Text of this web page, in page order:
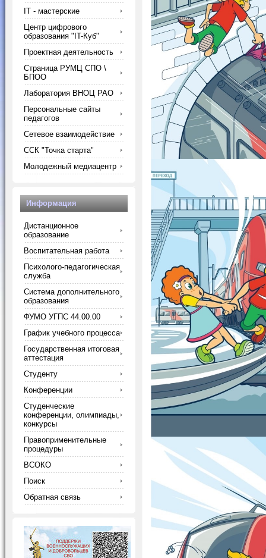
IT - мастерские
Центр цифрового
образования "IT-Куб"
Проектная деятельность
Страница РУМЦ СПО \
БПОО
Лаборатория ВНОЦ РАО
Персональные сайты
педагогов
Сетевое взаимодействие
ССК "Точка старта"
Молодежный медиацентр
Информация
Дистанционное
образование
Воспитательная работа
Психолого-педагогическая
служба
Система дополнительного
образования
ФУМО УГПС 44.00.00
График учебного процесса
Государственная итоговая
аттестация
Студенту
Конференции
Студенческие
конференции, олимпиады,
конкурсы
Правоприменительные
процедуры
ВСОКО
Поиск
Обратная связь